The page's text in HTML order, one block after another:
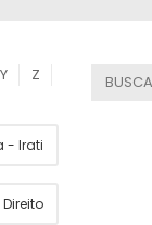
Y Z
- Irati
Direito